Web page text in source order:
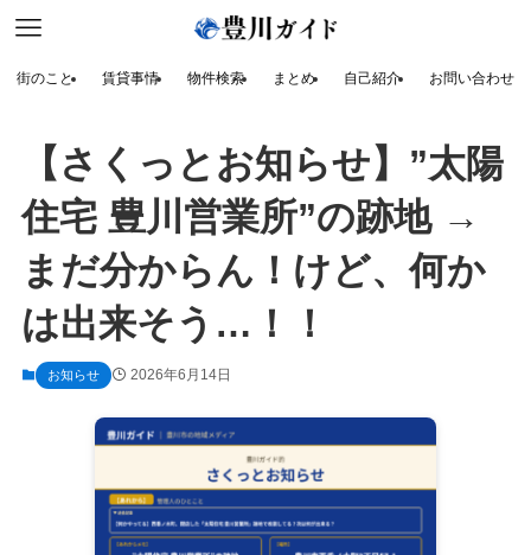
街のこと 賃貸事情 物件検索 まとめ 自己紹介 お問い合わせ
【さくっとお知らせ】”太陽
住宅 豊川営業所”の跡地 →
まだ分からん！けど、何か
は出来そう…！！
お知らせ 2026年6月14日